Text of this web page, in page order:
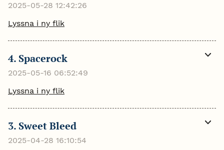
2025-05-28 12:42:26
Lyssna i ny flik
4. Spacerock
2025-05-16 06:52:49
Lyssna i ny flik
Visa
3. Sweet Bleed
2025-04-28 16:10:54
Visa